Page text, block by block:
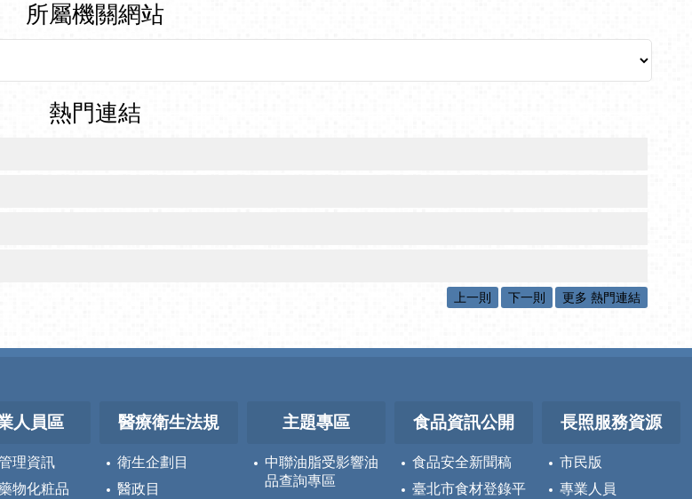
所屬機關網站
熱門連結
上一則 下一則 更多 熱門連結
人員區
理資訊
物化粧品
醫療衛生法規
衛生企劃目
醫政目
主題專區
中聯油脂受影響油
品查詢專區
食品資訊公開
食品安全新聞稿
臺北市食材登錄平
長照服務資源
市民版
專業人員